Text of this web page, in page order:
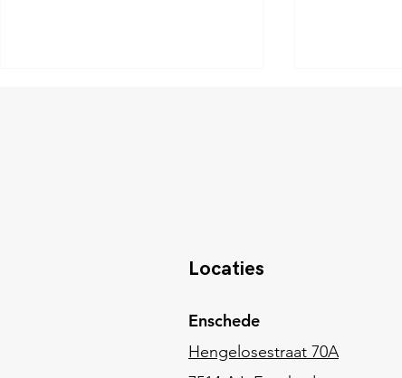
Locaties
Enschede
Hengelosestraat 70A